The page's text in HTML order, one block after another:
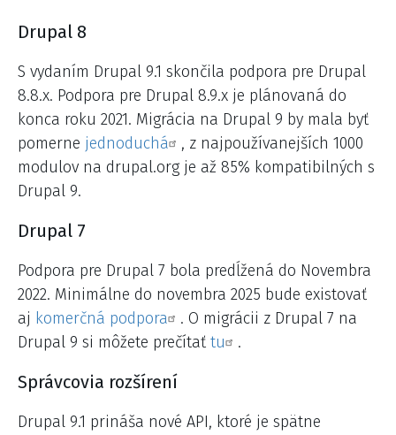
Drupal 8
S vydaním Drupal 9.1 skončila podpora pre Drupal
8.8.x. Podpora pre Drupal 8.9.x je plánovaná do
konca roku 2021. Migrácia na Drupal 9 by mala byť
pomerne jednoduchá
, z najpoužívanejších 1000
modulov na drupal.org je až 85% kompatibilných s
Drupal 9.
Drupal 7
Podpora pre Drupal 7 bola predĺžená do Novembra
2022. Minimálne do novembra 2025 bude existovať
aj komerčná podpora
. O migrácii z Drupal 7 na
Drupal 9 si môžete prečítať tu .
Správcovia rozšírení
Drupal 9.1 prináša nové API, ktoré je spätne